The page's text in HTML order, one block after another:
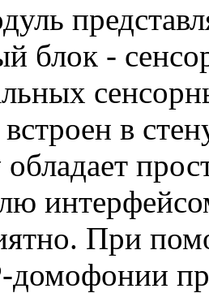
блок -
в
обладает
При